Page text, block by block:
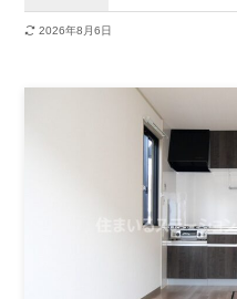
2026年8月6日